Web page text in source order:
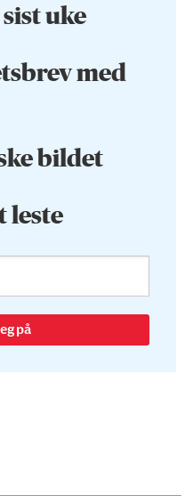
uke
med
bildet
leste
på